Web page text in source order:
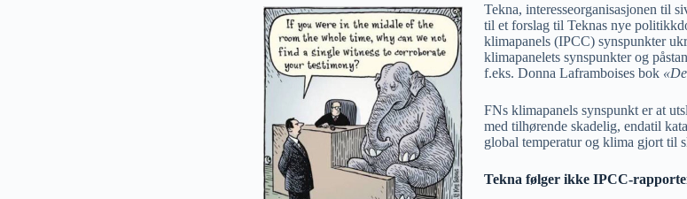
Tekna, interesseorganisasjonen til
til et forslag til Teknas nye
klimapanels (IPCC) synspunkter
klimapanelets synspunkter og
f.eks. Donna Laframboises bok
FNs klimapanels synspunkt er at
med tilhørende skadelig, endatil
global temperatur og klima gjort til
Tekna følger ikke IPCC-